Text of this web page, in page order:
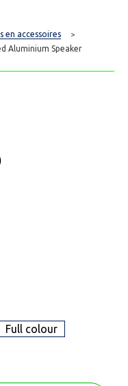
en accessoires >
Aluminium Speaker
Full colour